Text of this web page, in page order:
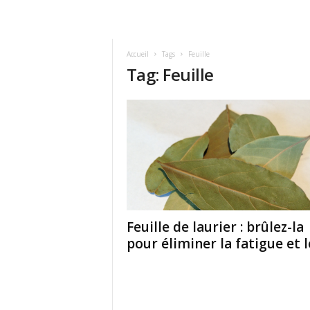
Accueil Tags Feuille
Tag: Feuille
Feuille de laurier : brûlez-la
pour éliminer la fatigue et